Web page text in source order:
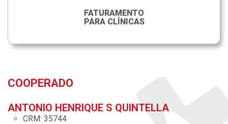
FATURAMENTO
PARA CLÍNICAS
COOPERADO
ANTONIO HENRIQUE S QUINTELLA
CRM: 35744